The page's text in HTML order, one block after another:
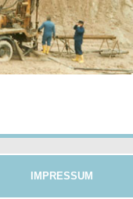
IMPRESSUM